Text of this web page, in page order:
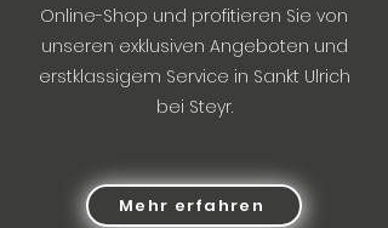
Online-Shop und profitieren Sie von
unseren exklusiven Angeboten und
erstklassigem Service in Sankt Ulrich
bei Steyr.
Mehr erfahren